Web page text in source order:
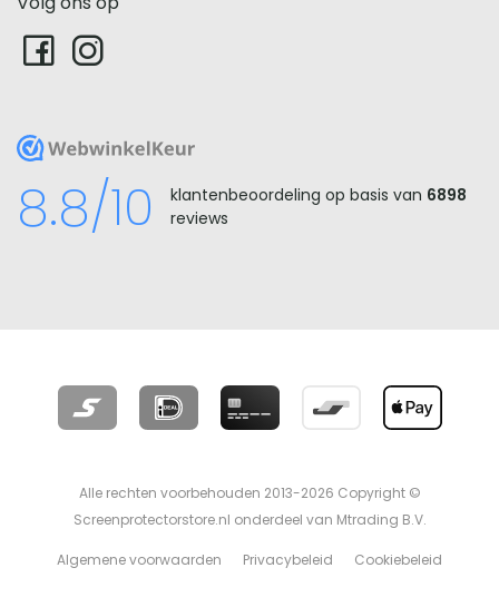
WebwinkelKeur
8.8/10 klantenbeoordeling op basis van 6898
reviews
Alle rechten voorbehouden 2013-2026 Copyright ©
Screenprotectorstore.nl onderdeel van Mtrading B.V.
Algemene voorwaarden Privacybeleid Cookiebeleid